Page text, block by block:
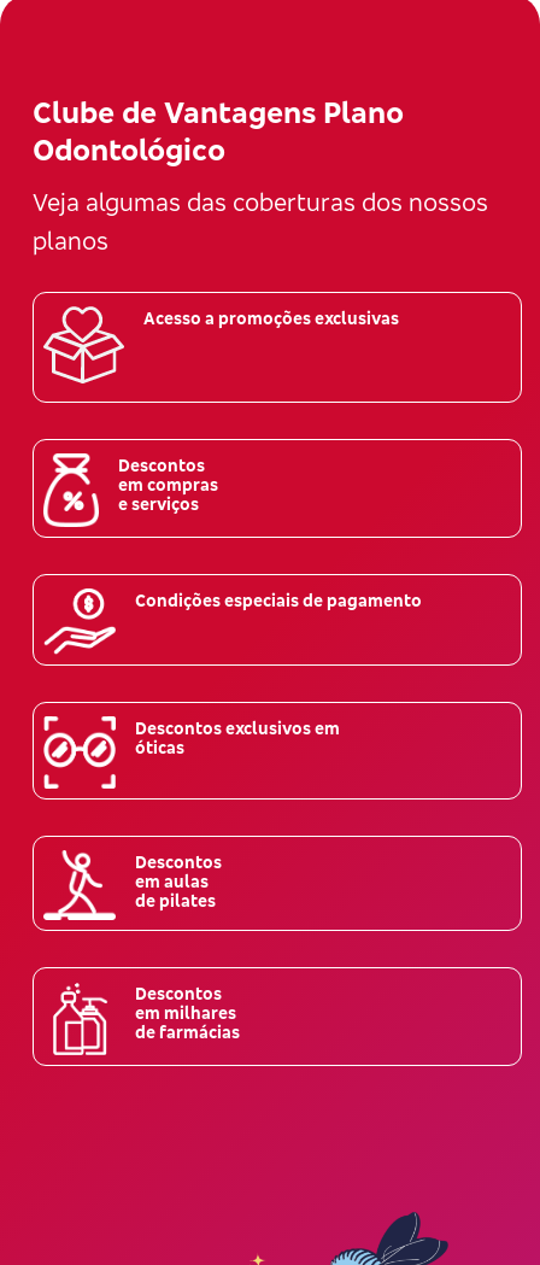
Clube de Vantagens Plano
Odontológico
Veja algumas das coberturas dos nossos
planos
Acesso a promoções exclusivas
Descontos
em compras
e serviços
Condições especiais de pagamento
Descontos exclusivos em
óticas
Descontos
em aulas
de pilates
Descontos
em milhares
de farmácias